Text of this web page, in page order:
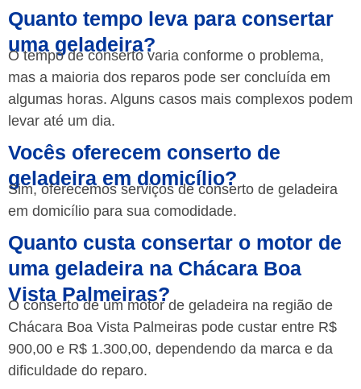
Quanto tempo leva para consertar
uma geladeira?
O tempo de conserto varia conforme o problema,
mas a maioria dos reparos pode ser concluída em
algumas horas. Alguns casos mais complexos podem
levar até um dia.
Vocês oferecem conserto de
geladeira em domicílio?
Sim, oferecemos serviços de conserto de geladeira
em domicílio para sua comodidade.
Quanto custa consertar o motor de
uma geladeira na Chácara Boa
Vista Palmeiras?
O conserto de um motor de geladeira na região de
Chácara Boa Vista Palmeiras pode custar entre R$
900,00 e R$ 1.300,00, dependendo da marca e da
dificuldade do reparo.